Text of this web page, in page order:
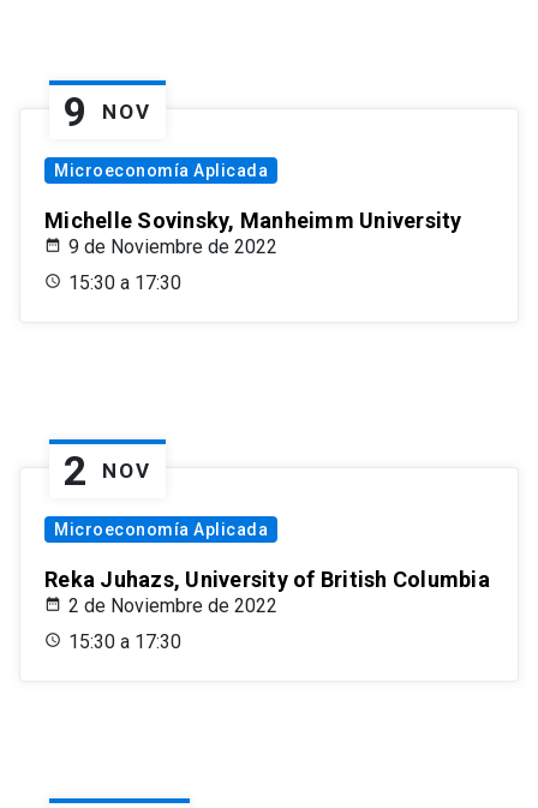
9 NOV
Microeconomía Aplicada
Michelle Sovinsky, Manheimm University
9 de Noviembre de 2022
15:30 a 17:30
2 NOV
Microeconomía Aplicada
Reka Juhazs, University of British Columbia
2 de Noviembre de 2022
15:30 a 17:30